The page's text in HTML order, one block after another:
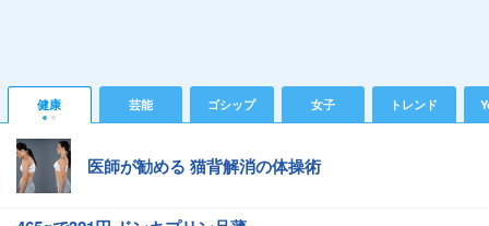
健康 芸能 ゴシップ 女子 トレンド
医師が勧める 猫背解消の体操術